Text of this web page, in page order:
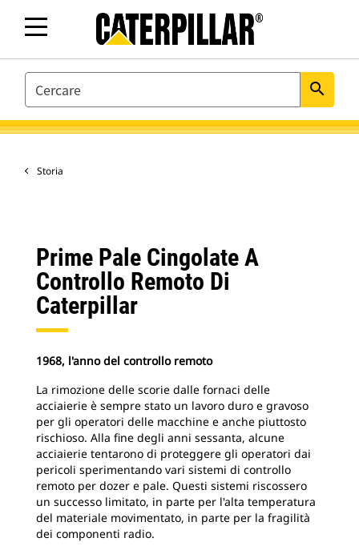
SEARCH search
Storia
Prime Pale Cingolate A
Controllo Remoto Di
Caterpillar
1968, l'anno del controllo remoto
La rimozione delle scorie dalle fornaci delle
acciaierie è sempre stato un lavoro duro e gravoso
per gli operatori delle macchine e anche piuttosto
rischioso. Alla fine degli anni sessanta, alcune
acciaierie tentarono di proteggere gli operatori dai
pericoli sperimentando vari sistemi di controllo
remoto per dozer e pale. Questi sistemi riscossero
un successo limitato, in parte per l'alta temperatura
del materiale movimentato, in parte per la fragilità
dei componenti radio.